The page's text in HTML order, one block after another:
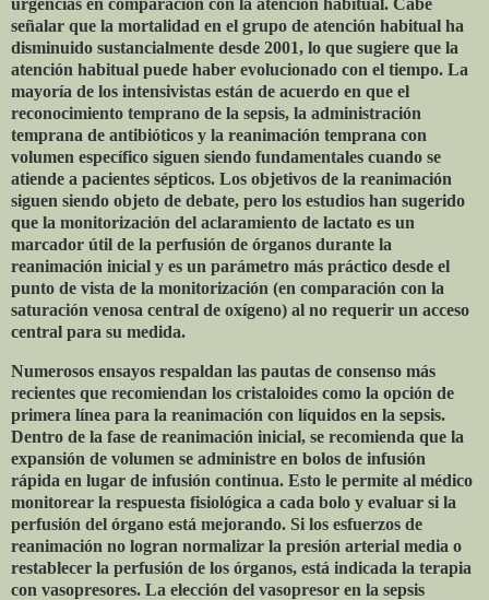
señalar que la mortalidad en el grupo de atención habitual ha
disminuido sustancialmente desde 2001, lo que sugiere que la
atención habitual puede haber evolucionado con el tiempo. La
mayoría de los intensivistas están de acuerdo en que el
reconocimiento temprano de la sepsis, la administración
temprana de antibióticos y la reanimación temprana con
volumen específico siguen siendo fundamentales cuando se
atiende a pacientes sépticos. Los objetivos de la reanimación
siguen siendo objeto de debate, pero los estudios han sugerido
que la monitorización del aclaramiento de lactato es un
marcador útil de la perfusión de órganos durante la
reanimación inicial y es un parámetro más práctico desde el
punto de vista de la monitorización (en comparación con la
saturación venosa central de oxígeno) al no requerir un acceso
central para su medida.
Numerosos ensayos respaldan las pautas de consenso más
recientes que recomiendan los cristaloides como la opción de
primera línea para la reanimación con líquidos en la sepsis.
Dentro de la fase de reanimación inicial, se recomienda que la
expansión de volumen se administre en bolos de infusión
rápida en lugar de infusión continua. Esto le permite al médico
monitorear la respuesta fisiológica a cada bolo y evaluar si la
perfusión del órgano está mejorando. Si los esfuerzos de
reanimación no logran normalizar la presión arterial media o
restablecer la perfusión de los órganos, está indicada la terapia
con vasopresores. La elección del vasopresor en la sepsis